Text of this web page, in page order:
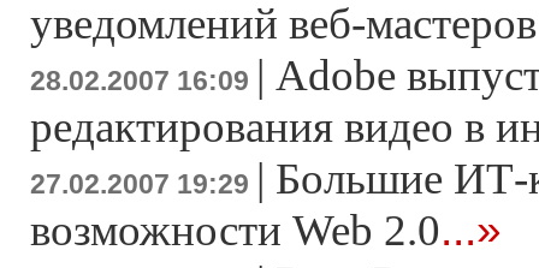
уведомлений веб-мастеров
28.02.2007 16:09 | Adobe
редактирования видео в
27.02.2007 19:29 | Большие ИТ-
возможности Web 2.0...»